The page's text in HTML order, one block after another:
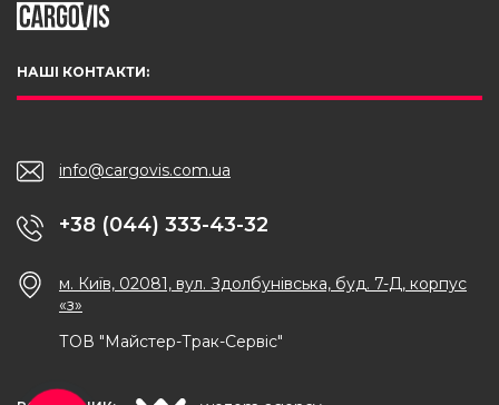
НАШІ КОНТАКТИ:
info@cargovis.com.ua
+38 (044) 333-43-32
м. Київ, 02081, вул. Здолбунівська, буд. 7-Д, корпус
«з»
ТОВ "Майстер-Трак-Сервіс"